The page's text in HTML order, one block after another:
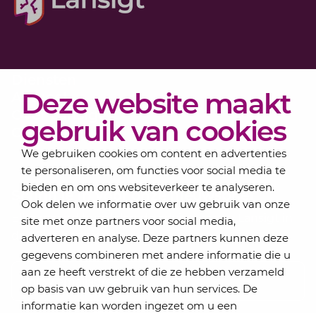
Deze website maakt
gebruik van cookies
We gebruiken cookies om content en advertenties
te personaliseren, om functies voor social media te
bieden en om ons websiteverkeer te analyseren.
Ook delen we informatie over uw gebruik van onze
site met onze partners voor social media,
adverteren en analyse. Deze partners kunnen deze
gegevens combineren met andere informatie die u
aan ze heeft verstrekt of die ze hebben verzameld
op basis van uw gebruik van hun services. De
informatie kan worden ingezet om u een
Actueel
Over Lansigt
Contact
Schrijf je in voor onze nieuwsbrief
Elke maand bundelen de adviseurs van Lansigt in
de eSigt het nieuws.
Jouw emailadres